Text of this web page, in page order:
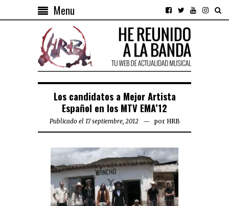
Menu
Los candidatos a Mejor Artista
Español en los MTV EMA’12
Publicado el 17 septiembre, 2012 por HRB